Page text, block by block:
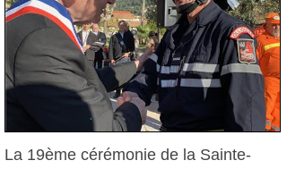
La 19ème cérémonie de la Sainte-